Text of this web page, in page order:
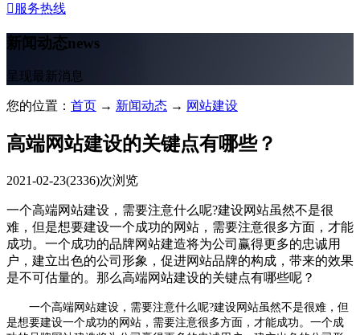
 服务热线
新闻动态news
呈现最新消息
您的位置： 首页 → 新闻动态 → 网站建设
高端网站建设的关键点有哪些？
2021-02-23(2336)次浏览
一个高端网站建设，需要注意什么呢?建设网站虽然不是很
难，但是想要建设一个成功的网站，需要注意很多方面，才能
成功。一个成功的品牌网站建造将为公司赢得更多的忠诚用
户，建立出色的公司形象，促进网站品牌的构成，带来的效果
是不可估量的。那么高端网站建设的关键点有哪些呢？
一个高端网站建设，需要注意什么呢?建设网站虽然不是很难，但
是想要建设一个成功的网站，需要注意很多方面，才能成功。一个成